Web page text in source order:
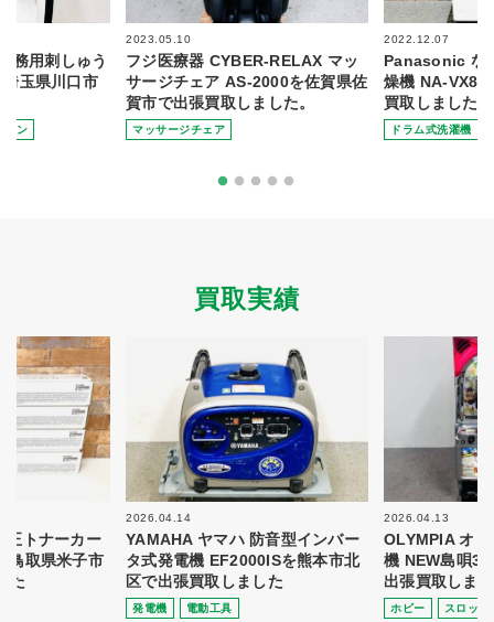
務用刺しゅう
玉県川口市
シン
2023.05.10
フジ医療器 CYBER-RELAX マッ
サージチェア AS-2000を佐賀県佐
賀市で出張買取しました。
マッサージチェア
2022.12.07
Panasonic な
燥機 NA-
買取しました。
ドラム式洗濯機
買取実績
トナーカー
鳥取県米子市
た
2026.04.14
YAMAHA ヤマハ 防音型インバー
タ式発電機 EF2000ISを熊本市北
区で出張買取しました
発電機 電動⼯具
2026.04.13
OLYMPIA オ
機 NEW島唄
出張買取しま
ホビー スロット